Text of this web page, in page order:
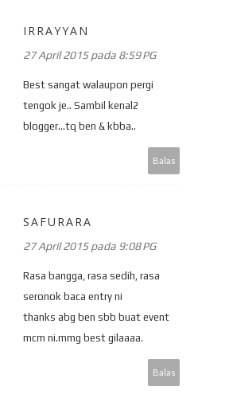
IRRAYYAN
27 April 2015 pada 8:59 PG
Best sangat walaupon pergi
tengok je.. Sambil kenal2
blogger...tq ben & kbba..
Balas
SAFURARA
27 April 2015 pada 9:08 PG
Rasa bangga, rasa sedih, rasa
seronok baca entry ni
thanks abg ben sbb buat event
mcm ni.mmg best gilaaaa.
Balas